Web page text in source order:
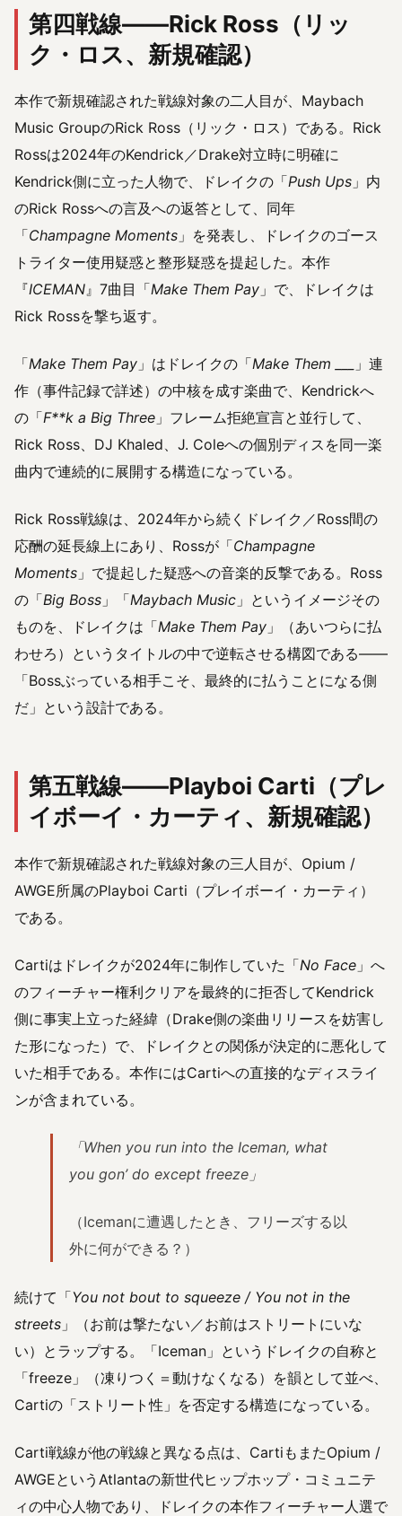
第四戦線——Rick Ross（リッ
ク・ロス、新規確認）
本作で新規確認された戦線対象の二人目が、Maybach
Music GroupのRick Ross（リック・ロス）である。Rick
Rossは2024年のKendrick／Drake対立時に明確に
Kendrick側に立った人物で、ドレイクの「Push Ups 」内
のRick Rossへの言及への返答として、同年
「Champagne Moments 」を発表し、ドレイクのゴース
トライター使用疑惑と整形疑惑を提起した。本作
『ICEMAN』7曲目「Make Them Pay 」で、ドレイクは
Rick Rossを撃ち返す。
「Make Them Pay 」はドレイクの「Make Them ___
」連
作（事件記録で詳述）の中核を成す楽曲で、Kendrickへ
の「F**k a Big Three 」フレーム拒絶宣言と並行して、
Rick Ross、DJ Khaled、J. Coleへの個別ディスを同一楽
曲内で連続的に展開する構造になっている。
Rick Ross戦線は、2024年から続くドレイク／Ross間の
応酬の延長線上にあり、Rossが「Champagne
Moments 」で提起した疑惑への音楽的反撃である。Ross
の「Big Boss 」「Maybach Music 」というイメージその
ものを、ドレイクは「Make Them Pay 」（あいつらに払
わせろ）というタイトルの中で逆転させる構図である——
「Bossぶっている相手こそ、最終的に払うことになる側
だ」という設計である。
第五戦線——Playboi Carti（プレ
イボーイ・カーティ、新規確認）
本作で新規確認された戦線対象の三人目が、Opium /
AWGE所属のPlayboi Carti（プレイボーイ・カーティ）
である。
Cartiはドレイクが2024年に制作していた「No Face 」へ
のフィーチャー権利クリアを最終的に拒否してKendrick
側に事実上立った経緯（Drake側の楽曲リリースを妨害し
た形になった）で、ドレイクとの関係が決定的に悪化して
いた相手である。本作にはCartiへの直接的なディスライ
ンが含まれている。
「When you run into the Iceman, what
you gon’ do except freeze」
（Icemanに遭遇したとき、フリーズする以
外に何ができる？）
続けて「You not bout to squeeze / You not in the
streets 」（お前は撃たない／お前はストリートにいな
い）とラップする。「Iceman」というドレイクの自称と
「freeze」（凍りつく＝動けなくなる）を韻として並べ、
Cartiの「ストリート性」を否定する構造になっている。
Carti戦線が他の戦線と異なる点は、CartiもまたOpium /
AWGEというAtlantaの新世代ヒップホップ・コミュニテ
ィの中心人物であり、ドレイクの本作フィーチャー人選で